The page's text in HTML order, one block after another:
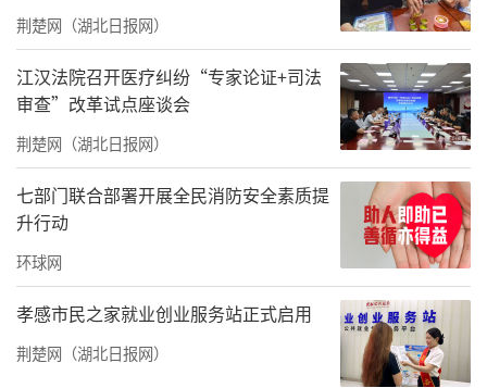
责任编辑：于琪
荆楚网（湖北日报网）
江汉法院召开医疗纠纷“专家论证+司法
审查”改革试点座谈会
荆楚网（湖北日报网）
七部门联合部署开展全民消防安全素质提
升行动
环球网
孝感市民之家就业创业服务站正式启用
荆楚网（湖北日报网）